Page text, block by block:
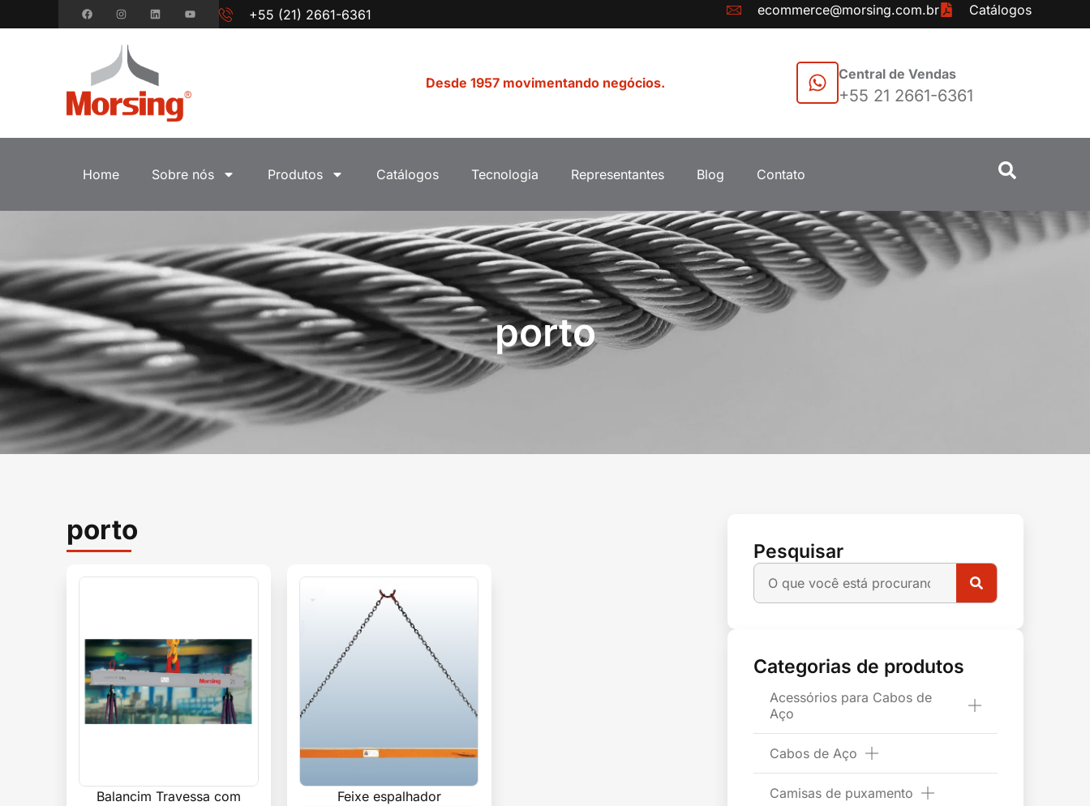
+55 (21) 2661-6361 ecommerce@morsing.com.br Catálogos
Desde 1957 movimentando negócios.
Central de Vendas
+55 21 2661-6361
Home Sobre nós Produtos Catálogos Tecnologia Representantes Blog Contato
porto
Pesquisar
Categorias de produtos
Acessórios para Cabos de
Aço
Cabos de Aço
Camisas de puxamento
porto
Balancim Travessa com
Feixe espalhador